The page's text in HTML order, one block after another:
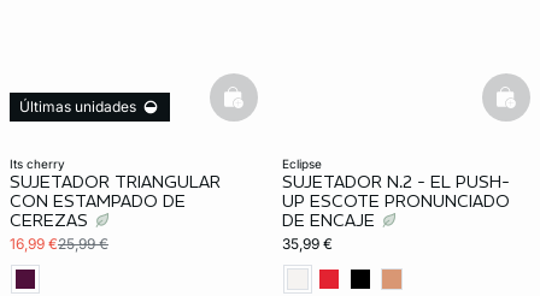
its cherry
SUJETADOR TRIANGULAR
CON ESTAMPADO DE
CEREZAS
16,99 €25,99 €
Últimas unidades
basketfull
eclipse
SUJETADOR N.2 - EL PUSH-
UP ESCOTE PRONUNCIADO
DE ENCAJE
35,99 €